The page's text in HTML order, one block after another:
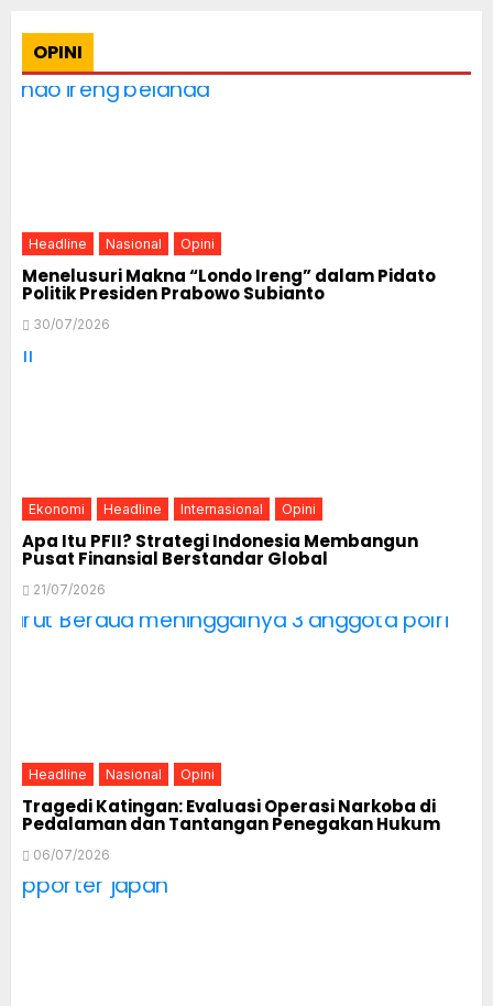
OPINI
Headline Nasional Opini
Menelusuri Makna “Londo Ireng” dalam Pidato
Politik Presiden Prabowo Subianto
30/07/2026
Ekonomi Headline Internasional Opini
Apa Itu PFII? Strategi Indonesia Membangun
Pusat Finansial Berstandar Global
21/07/2026
Headline Nasional Opini
Tragedi Katingan: Evaluasi Operasi Narkoba di
Pedalaman dan Tantangan Penegakan Hukum
06/07/2026